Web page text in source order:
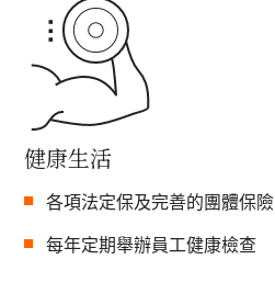
健康生活
各項法定保及完善的團體保險
每年定期舉辦員工健康檢查